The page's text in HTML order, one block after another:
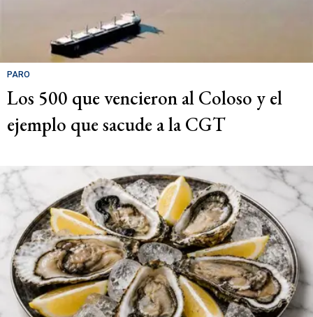
PARO
Los 500 que vencieron al Coloso y el
ejemplo que sacude a la CGT